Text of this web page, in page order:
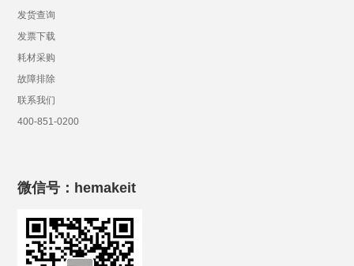
发货查询
发票下载
耗材采购
故障排除
联系我们
400-851-0200
微信号：hemakeit